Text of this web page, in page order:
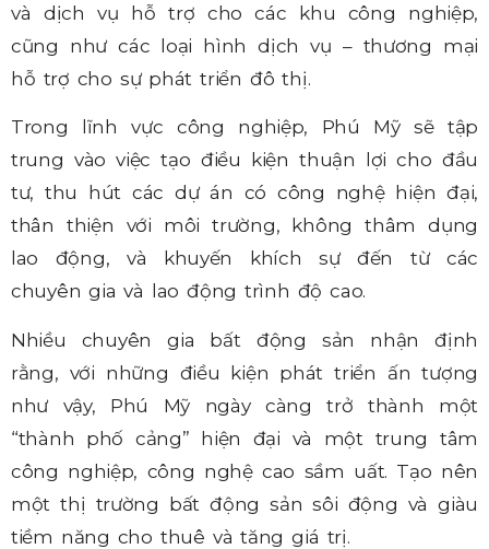
và dịch vụ hỗ trợ cho các khu công nghiệp,
cũng như các loại hình dịch vụ – thương mại
hỗ trợ cho sự phát triển đô thị.
Trong lĩnh vực công nghiệp, Phú Mỹ sẽ tập
trung vào việc tạo điều kiện thuận lợi cho đầu
tư, thu hút các dự án có công nghệ hiện đại,
thân thiện với môi trường, không thâm dụng
lao động, và khuyến khích sự đến từ các
chuyên gia và lao động trình độ cao.
Nhiều chuyên gia bất động sản nhận định
rằng, với những điều kiện phát triển ấn tượng
như vậy, Phú Mỹ ngày càng trở thành một
“thành phố cảng” hiện đại và một trung tâm
công nghiệp, công nghệ cao sầm uất. Tạo nên
một thị trường bất động sản sôi động và giàu
tiềm năng cho thuê và tăng giá trị.